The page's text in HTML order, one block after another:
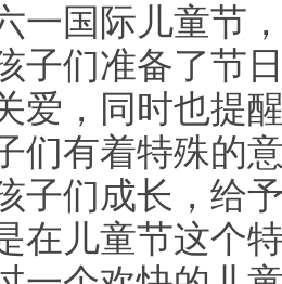
国际儿童节
子们准备了节
爱，同时也提
们有着特殊的
子们成长，给
在儿童节这个